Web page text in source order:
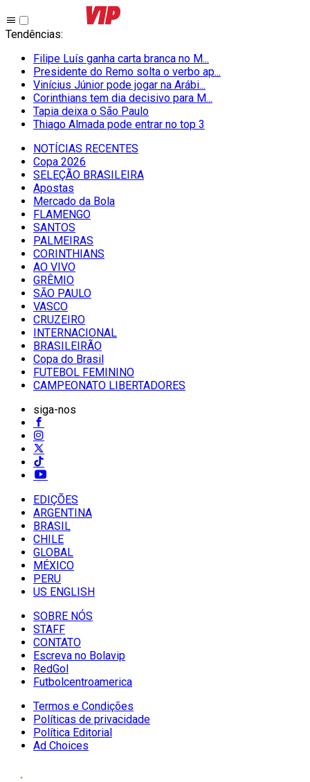
Tendências:
Filipe Luís ganha carta branca no M...
Presidente do Remo solta o verbo ap...
Vinícius Júnior pode jogar na Arábi...
Corinthians tem dia decisivo para M...
Tapia deixa o São Paulo
Thiago Almada pode entrar no top 3
NOTÍCIAS RECENTES
Copa 2026
SELEÇÃO BRASILEIRA
Apostas
Mercado da Bola
FLAMENGO
SANTOS
PALMEIRAS
CORINTHIANS
AO VIVO
GRÊMIO
SĀO PAULO
VASCO
CRUZEIRO
INTERNACIONAL
BRASILEIRÃO
Copa do Brasil
FUTEBOL FEMININO
CAMPEONATO LIBERTADORES
siga-nos
EDIÇÕES
ARGENTINA
BRASIL
CHILE
GLOBAL
MÉXICO
PERU
US ENGLISH
SOBRE NÓS
STAFF
CONTATO
Escreva no Bolavip
RedGol
Futbolcentroamerica
Termos e Condições
Políticas de privacidade
Política Editorial
Ad Choices